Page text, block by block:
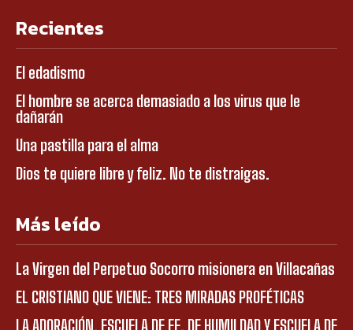
Recientes
El edadismo
El hombre se acerca demasiado a los virus que le
dañarán
Una pastilla para el alma
Dios te quiere libre y feliz. No te distraigas.
Más leído
La Virgen del Perpetuo Socorro misionera en Villacañas
EL CRISTIANO QUE VIENE: TRES MIRADAS PROFÉTICAS
LA ADORACIÓN, ESCUELA DE FE, DE HUMILDAD Y ESCUELA DE